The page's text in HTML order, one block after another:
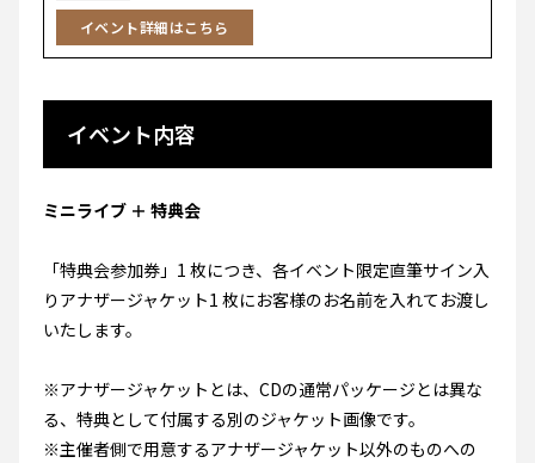
イベント詳細はこちら
イベント内容
ミニライブ ＋ 特典会
「特典会参加券」1 枚につき、各イベント限定直筆サイン⼊
りアナザージャケット1 枚にお客様のお名前を⼊れてお渡し
いたします。
※アナザージャケットとは、CDの通常パッケージとは異な
る、特典として付属する別のジャケット画像です。
※主催者側で用意するアナザージャケット以外のものへの